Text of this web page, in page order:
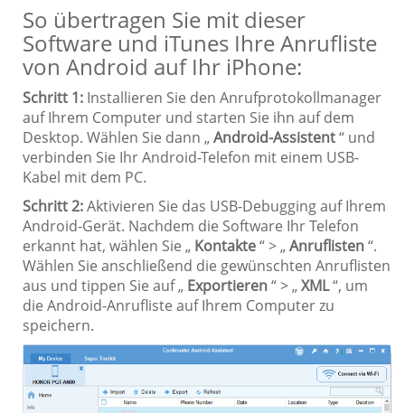
So übertragen Sie mit dieser
Software und iTunes Ihre Anrufliste
von Android auf Ihr iPhone:
Schritt 1: Installieren Sie den Anrufprotokollmanager
auf Ihrem Computer und starten Sie ihn auf dem
Desktop. Wählen Sie dann „Android-Assistent“ und
verbinden Sie Ihr Android-Telefon mit einem USB-
Kabel mit dem PC.
Schritt 2:Aktivieren Sie das USB-Debugging auf Ihrem
Android-Gerät. Nachdem die Software Ihr Telefon
erkannt hat, wählen Sie „ Kontakte“ > „Anruflisten“.
Wählen Sie anschließend die gewünschten Anruflisten
aus und tippen Sie auf „ Exportieren“ > „XML“, um
die Android-Anrufliste auf Ihrem Computer zu
speichern.